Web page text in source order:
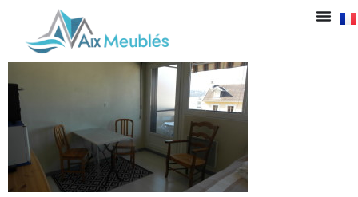
SAMSUNG CSC